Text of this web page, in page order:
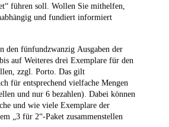
Produkte
führen soll. Wollen Sie mithelfen,
und fundiert informiert
den fünfundzwanzig Ausgaben der
bis auf Weiteres drei Exemplare für den
zzgl. Porto. Das gilt
für entsprechend vielfache Mengen
und nur 6 bezahlen). Dabei können
und wie viele Exemplare der
„3 für 2“-Paket zusammenstellen